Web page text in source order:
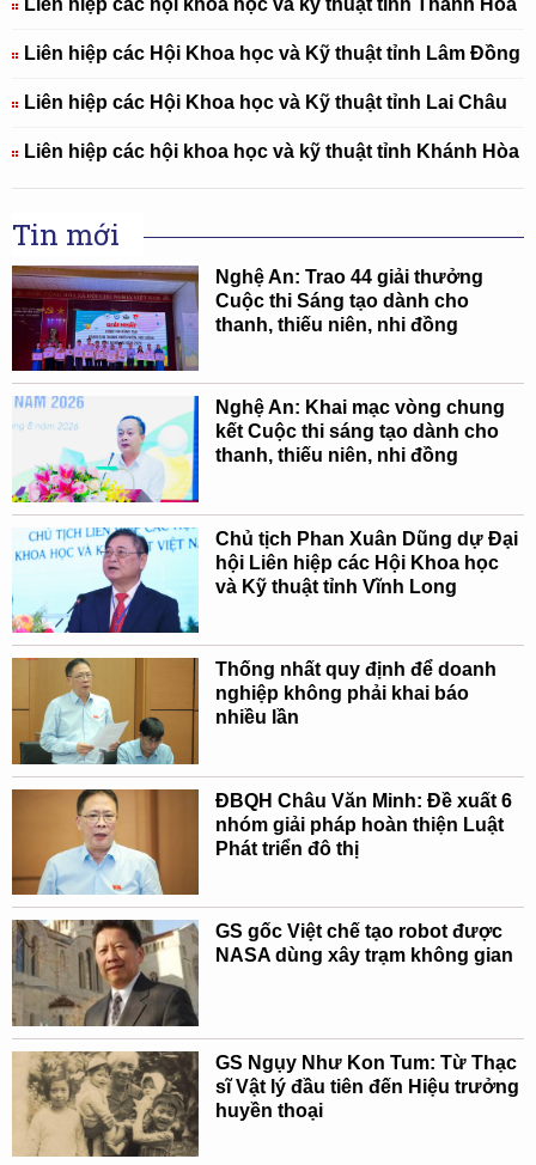
Liên hiệp các hội khoa học và kỹ thuật tỉnh Thanh Hóa
Liên hiệp các Hội Khoa học và Kỹ thuật tỉnh Lâm Đồng
Liên hiệp các Hội Khoa học và Kỹ thuật tỉnh Lai Châu
Liên hiệp các hội khoa học và kỹ thuật tỉnh Khánh Hòa
Tin mới
Nghệ An: Trao 44 giải thưởng
Cuộc thi Sáng tạo dành cho
thanh, thiếu niên, nhi đồng
Nghệ An: Khai mạc vòng chung
kết Cuộc thi sáng tạo dành cho
thanh, thiếu niên, nhi đồng
Chủ tịch Phan Xuân Dũng dự Đại
hội Liên hiệp các Hội Khoa học
và Kỹ thuật tỉnh Vĩnh Long
Thống nhất quy định để doanh
nghiệp không phải khai báo
nhiều lần
ĐBQH Châu Văn Minh: Đề xuất 6
nhóm giải pháp hoàn thiện Luật
Phát triển đô thị
GS gốc Việt chế tạo robot được
NASA dùng xây trạm không gian
GS Ngụy Như Kon Tum: Từ Thạc
sĩ Vật lý đầu tiên đến Hiệu trưởng
huyền thoại